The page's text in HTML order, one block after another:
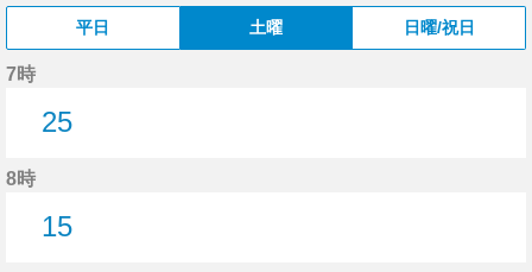
平日 土曜 日曜/祝日
7時
25
8時
15